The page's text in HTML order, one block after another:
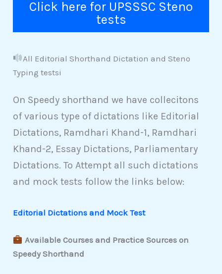
Click here for UPSSSC Steno
tests
All Editorial Shorthand Dictation and Steno
Typing testsi
On Speedy shorthand we have collecitons
of various type of dictations like Editorial
Dictations, Ramdhari Khand-1, Ramdhari
Khand-2, Essay Dictations, Parliamentary
Dictations. To Attempt all such dictations
and mock tests follow the links below:
Editorial Dictations and Mock Test
Available Courses and Practice Sources on
Speedy Shorthand